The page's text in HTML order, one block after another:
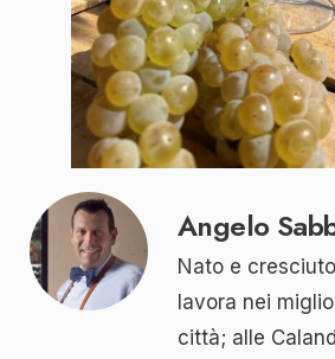
Angelo
Nato e
lavora nei
città; alle